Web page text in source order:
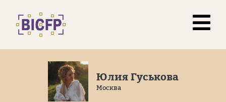
Юлия Гуськова
Москва